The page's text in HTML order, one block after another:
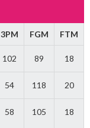
3PM FGM FTM
102 89 18
54 118 20
58 105 18